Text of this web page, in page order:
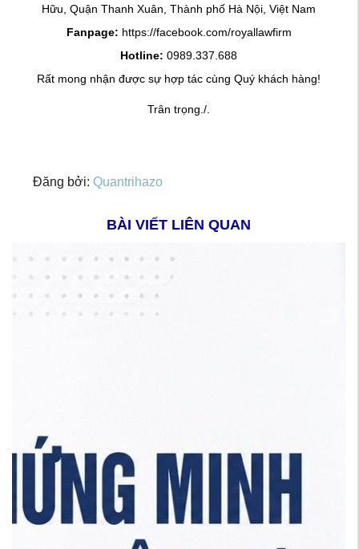
Hữu, Quận Thanh Xuân, Thành phố Hà Nội, Việt Nam
Fanpage: https://facebook.com/royallawfirm
Hotline: 0989.337.688
Rất mong nhận được sự hợp tác cùng Quý khách hàng!
Trân trọng./.
Đăng bởi: Quantrihazo
BÀI VIẾT LIÊN QUAN